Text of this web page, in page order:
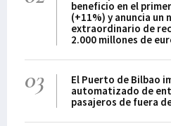
beneficio en el
(+11%) y anuncia un
extraordinario de
2.000 millones de
03
El Puerto de Bilbao
automatizado de
pasajeros de fuera